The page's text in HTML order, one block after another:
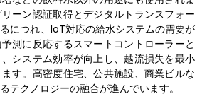
ーン認証取得とデジタルトランスフォー
につれ、IoT対応の給水システムの需要が
測に反応するスマートコントローラーと
システム効率が向上し、越流損失を最小
す。高密度住宅、公共施設、商業ビルな
テクノロジーの融合が進んでいます。